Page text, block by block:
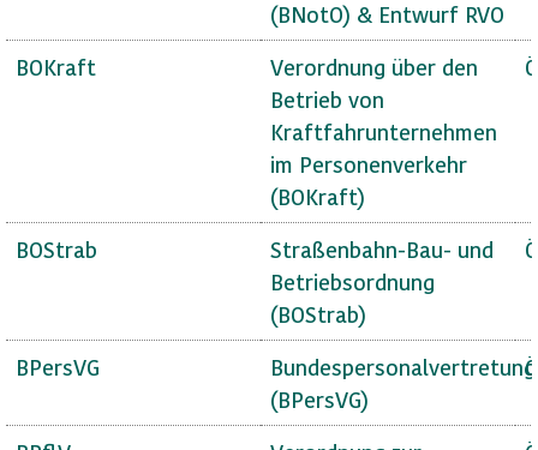
(BNotO) & Entwurf RVO
BOKraft
Verordnung über den
Betrieb von
Kraftfahrunternehmen
im Personenverkehr
(BOKraft)
BOStrab
Straßenbahn-Bau- und
Betriebsordnung
(BOStrab)
BPersVG
(BPersVG)